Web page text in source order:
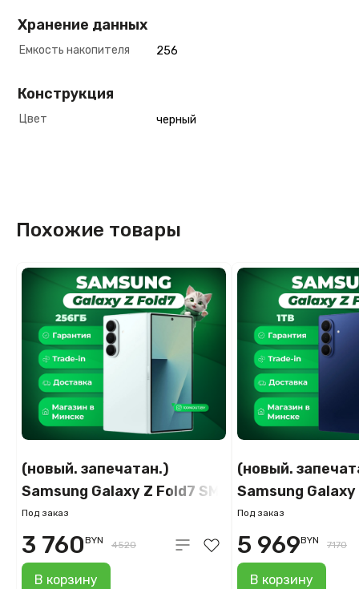
Хранение данных
Емкость накопителя 256
Конструкция
Цвет черный
Похожие товары
(новый. запечатан.)
Samsung Galaxy Z Fold7 SM-
F966B/DS 12GB/256GB
(мятный)
Под заказ
В корзину
3 760BYN 4520
(новый.
Samsung Galaxy
F966B/DS
(синий)
Под заказ
В корзину
5 969BYN 7170